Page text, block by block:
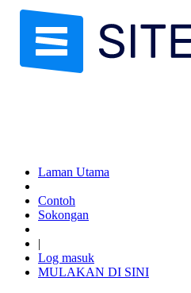
Laman Utama
Contoh
Sokongan
|
Log masuk
MULAKAN DI SINI